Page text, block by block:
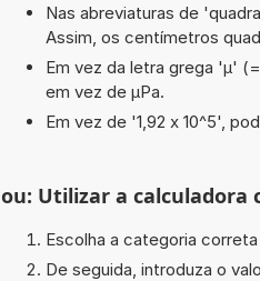
Nas abreviaturas de
Assim, os centímetros
Em vez da letra grega 'µ'
em vez de µPa.
Em vez de '1,92 x 10^5',
ou: Utilizar a calculadora
Escolha a categoria
De seguida, introduza o